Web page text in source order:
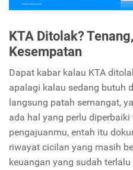
KTA Ditolak?
Kesempatan
Dapat kabar kalau KTA
apalagi kalau sedang butuh
langsung patah semangat,
ada hal yang perlu
pengajuanmu, entah itu
riwayat cicilan yang masih
keuangan yang sudah